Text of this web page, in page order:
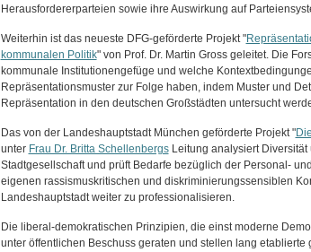
Herausfordererparteien sowie ihre Auswirkung auf
Weiterhin ist das neueste DFG-geförderte Projekt "
kommunalen Politik" von Prof. Dr. Martin Gross geleitet. Die
kommunale Institutionengefüge und welche
Repräsentationsmuster zur Folge haben, indem Muster und
Repräsentation in den deutschen Großstädten untersucht
Das von der Landeshauptstadt München geförderte Projekt "
unter Frau Dr. Britta SchellenbergsLeitung analysiert Diversität
Stadtgesellschaft und prüft Bedarfe bezüglich der Personal-
eigenen rassismuskritischen und diskriminierungssensiblen
Landeshauptstadt weiter zu professionalisieren.
Die liberal-demokratischen Prinzipien, die einst moderne
unter öffentlichen Beschuss geraten und stellen lang